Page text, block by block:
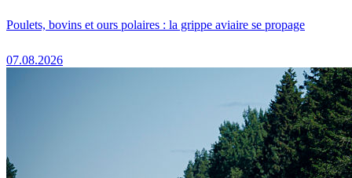
Poulets, bovins et ours polaires : la grippe aviaire se propage
07.08.2026